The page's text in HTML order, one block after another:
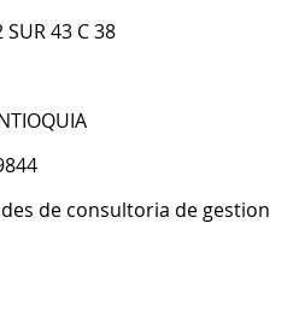
SUR 43 C 38
de consultoria de gestion